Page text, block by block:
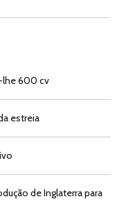
lhe 600 cv
estreia
de Inglaterra para